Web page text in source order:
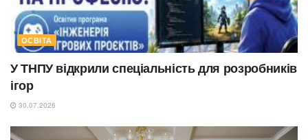
ОСВІТА
У ТНПУ відкрили спеціальність для розробників
ігор
30.07.2026